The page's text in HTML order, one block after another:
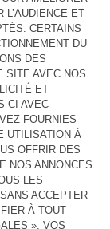
jeudi 13 août